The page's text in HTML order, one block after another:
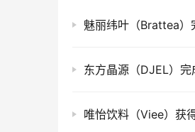
魅丽纬叶（Brattea）
东方晶源（DJEL）